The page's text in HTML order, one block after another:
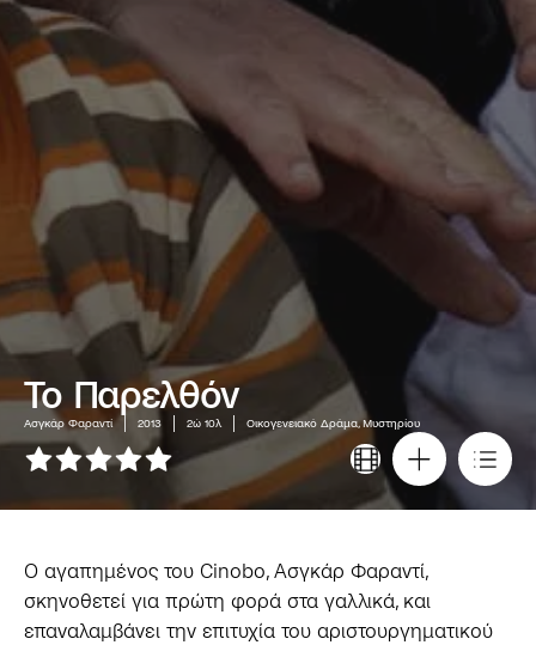
Το Παρελθόν
Ασγκάρ Φαραντί 2013 2ώ 10λ Οικογενειακό Δράμα, Μυστηρίου
Ο αγαπημένος του Cinobo, Ασγκάρ Φαραντί,
σκηνοθετεί για πρώτη φορά στα γαλλικά, και
επαναλαμβάνει την επιτυχία του αριστουργηματικού